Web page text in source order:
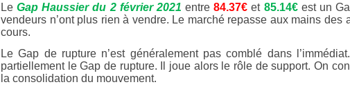
LeGap Haussier du 2 février 2021 entre84.37€ et 85.14€ est un
vendeurs n’ont plus rien à vendre. Le marché repasse aux mains
cours.
Le Gap de rupture n’est généralement pas comblé dans
partiellement le Gap de rupture. Il joue alors le rôle de support. On
la consolidation du mouvement.